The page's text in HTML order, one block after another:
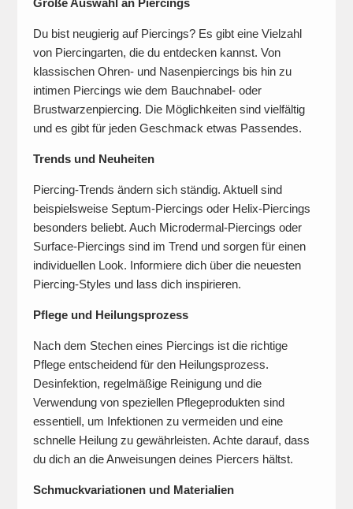
Große Auswahl an Piercings
Du bist neugierig auf Piercings? Es gibt eine Vielzahl
von Piercingarten, die du entdecken kannst. Von
klassischen Ohren- und Nasenpiercings bis hin zu
intimen Piercings wie dem Bauchnabel- oder
Brustwarzenpiercing. Die Möglichkeiten sind vielfältig
und es gibt für jeden Geschmack etwas Passendes.
Trends und Neuheiten
Piercing-Trends ändern sich ständig. Aktuell sind
beispielsweise Septum-Piercings oder Helix-Piercings
besonders beliebt. Auch Microdermal-Piercings oder
Surface-Piercings sind im Trend und sorgen für einen
individuellen Look. Informiere dich über die neuesten
Piercing-Styles und lass dich inspirieren.
Pflege und Heilungsprozess
Nach dem Stechen eines Piercings ist die richtige
Pflege entscheidend für den Heilungsprozess.
Desinfektion, regelmäßige Reinigung und die
Verwendung von speziellen Pflegeprodukten sind
essentiell, um Infektionen zu vermeiden und eine
schnelle Heilung zu gewährleisten. Achte darauf, dass
du dich an die Anweisungen deines Piercers hältst.
Schmuckvariationen und Materialien